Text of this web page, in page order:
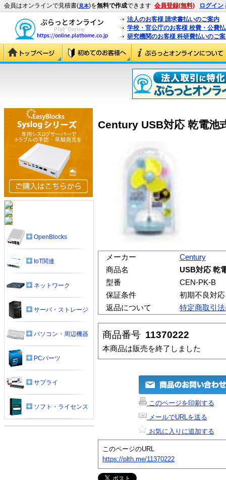
会員はオンラインで見積書(見本)を無料で作成できます 会員登録(無料) ログイン
法人のお客様 請求書払いのご案内
学校・官公庁のお客様 校費・公費
研究機関のお客様 科研費払いのご
Century USB対応 乾電池
メーカー
Century
商品名
USB対応 乾
型番
CEN-PK-B
保証条件
初期不良対
返品について
特定商取引
商品番号 11370222
本商品は販売を終了しました
このページを印刷する
メールでURLを送る
お気に入りに追加する
このページのURL
https://plth.me/11370222
OpenBlocks
IoT関連
ネットワーク
サーバ・ストレージ
パソコン・周辺機器
PCパーツ
サプライ
ソフト・ライセンス